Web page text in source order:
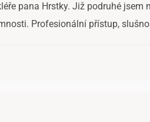
pana Hrstky. Již podruhé
Profesionální přístup,